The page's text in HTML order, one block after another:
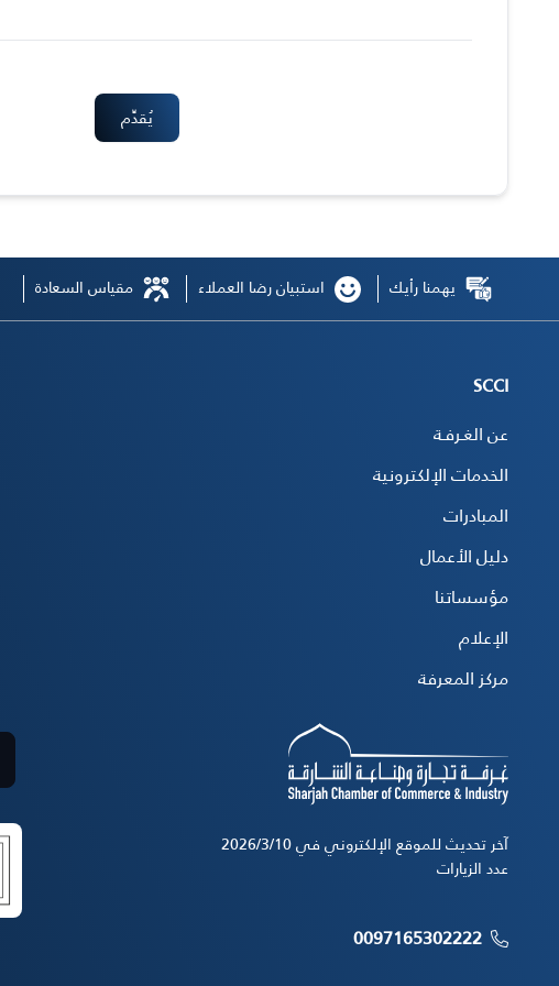
يهمنا رأيك استبيان رضا العملاء مقياس السعادة
SCCI
عن الغـرفـة
الخدمات الإلكترونية
المبادرات
دليل الأعمال
مؤسساتنا
الإعلام
مركز المعرفة
آخر تحديث للموقع الإلكتروني في 10‏‏/3‏‏/2026
عدد الزيارات
0097165302222